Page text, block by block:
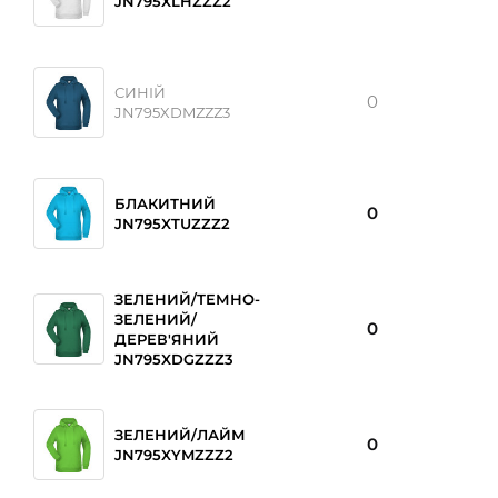
СИНІЙ
JN795XDMZZZ3
0
БЛАКИТНИЙ
JN795XTUZZZ2
0
ЗЕЛЕНИЙ/ТЕМНО-
ЗЕЛЕНИЙ/
ДЕРЕВ'ЯНИЙ
JN795XDGZZZ3
0
ЗЕЛЕНИЙ/ЛАЙМ
JN795XYMZZZ2
0